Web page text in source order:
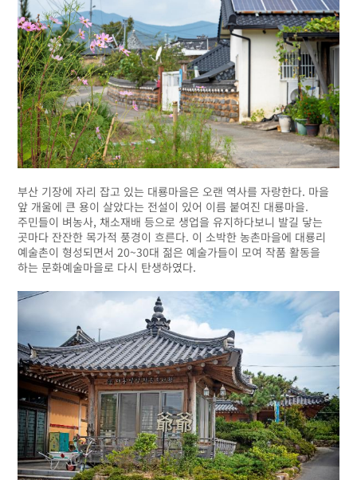
부산 기장에 자리 잡고 있는 대룡마을은 오랜 역사를 자랑한다. 마을
앞 개울에 큰 용이 살았다는 전설이 있어 이름 붙여진 대룡마을.
주민들이 벼농사, 채소재배 등으로 생업을 유지하다보니 발길 닿는
곳마다 잔잔한 목가적 풍경이 흐른다. 이 소박한 농촌마을에 대룡리
예술촌이 형성되면서 20~30대 젊은 예술가들이 모여 작품 활동을
하는 문화예술마을로 다시 탄생하였다.